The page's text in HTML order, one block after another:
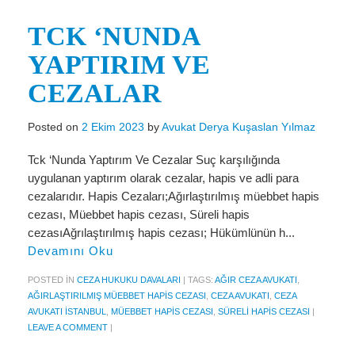
İcra Ve İflas Hukuku
Gayrimenkul hukuku
Ticaret Hukuku
İdare ve Vergi Hukuku
Basında Derya Kuşaslan
HESAPLAMA ARAÇLARI
İhbar Tazminatı Hesaplama
Kıdem Tazminatı Hesaplama
Fazla Mesai Hesaplama
İşsizlik Maaşı Hesaplama
TCK ‘NUNDA
YAPTIRIM VE
CEZALAR
Posted on 2 Ekim 2023 byAvukat Derya Kuşaslan Yılmaz
Tck ‘Nunda Yaptırım Ve Cezalar Suç karşılığında
uygulanan yaptırım olarak cezalar, hapis ve adli para
cezalarıdır. Hapis Cezaları;Ağırlaştırılmış müebbet hapis
cezası, Müebbet hapis cezası, Süreli hapis
cezasıAğrılaştırılmış hapis cezası; Hükümlünün h...
Devamını Oku
POSTED IN CEZA HUKUKU DAVALARI | TAGS: AĞIR CEZA AVUKATI
AĞIRLAŞTIRILMIŞ MÜEBBET HAPIS CEZASI CEZA AVUKATI CEZA
AVUKATI ISTANBUL
MÜEBBET HAPIS CEZASI SÜRELI HAPIS CEZASI |
LEAVE A COMMENT |